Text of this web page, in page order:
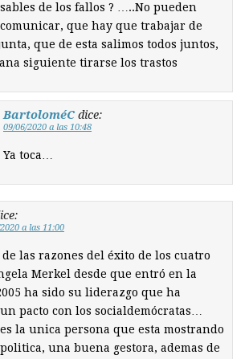
de los fallos ? …..No pueden
que hay que trabajar de
que de esta salimos todos juntos,
siguiente tirarse los trastos
BartoloméC dice:
09/06/2020 a las 10:48
Ya toca…
a las 11:00
las razones del éxito de los cuatro
Merkel desde que entró en la
ha sido su liderazgo que ha
pacto con los socialdemócratas…
la unica persona que esta mostrando
una buena gestora, ademas de